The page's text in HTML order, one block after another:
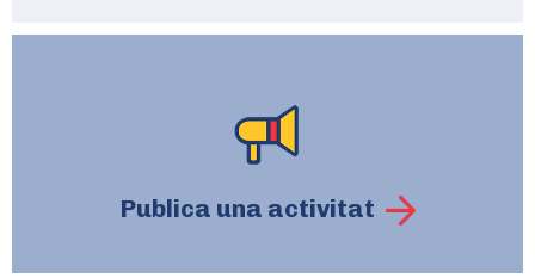
Publica una activitat